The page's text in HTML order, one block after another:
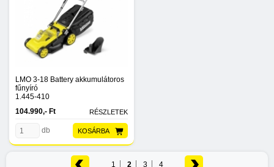
LMO 3-18 Battery akkumulátoros
fűnyíró
1.445-410
104.990,- Ft
RÉSZLETEK
KOSÁRBA
db
1 2 3 4